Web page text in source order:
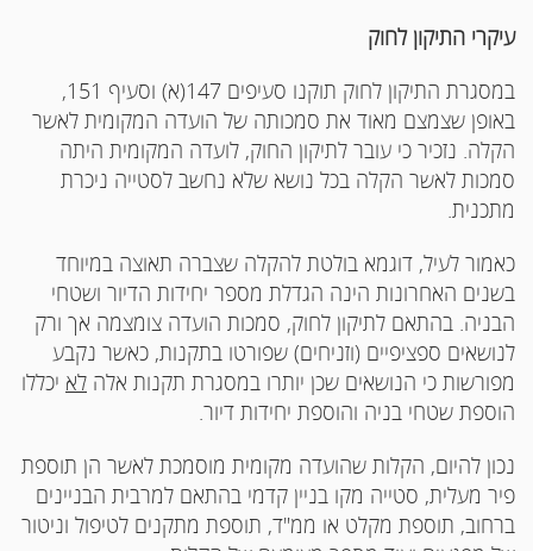
עיקרי התיקון לחוק
במסגרת התיקון לחוק תוקנו סעיפים 147(א) וסעיף 151,
באופן שצמצם מאוד את סמכותה של הועדה המקומית לאשר
הקלה. נזכיר כי עובר לתיקון החוק, לועדה המקומית היתה
סמכות לאשר הקלה בכל נושא שלא נחשב לסטייה ניכרת
מתכנית.
כאמור לעיל, דוגמא בולטת להקלה שצברה תאוצה במיוחד
בשנים האחרונות הינה הגדלת מספר יחידות הדיור ושטחי
הבניה. בהתאם לתיקון לחוק, סמכות הועדה צומצמה אך ורק
לנושאים ספציפיים (וזניחים) שפורטו בתקנות, כאשר נקבע
מפורשות כי הנושאים שכן יותרו במסגרת תקנות אלה לא יכללו
הוספת שטחי בניה והוספת יחידות דיור.
נכון להיום, הקלות שהועדה מקומית מוסמכת לאשר הן תוספת
פיר מעלית, סטייה מקו בניין קדמי בהתאם למרבית הבניינים
ברחוב, תוספת מקלט או ממ"ד, תוספת מתקנים לטיפול וניטור